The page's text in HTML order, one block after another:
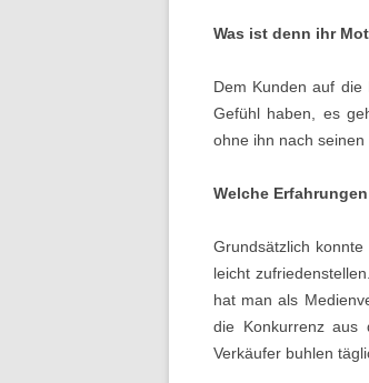
Was ist denn ihr
Dem Kunden auf
Gefühl haben, es
ohne ihn nach seinen
Welche
Grundsätzlich
leicht
hat man als
die Konkurrenz aus
Verkäufer buhlen